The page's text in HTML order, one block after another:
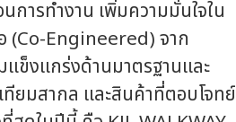
ารทำงาน เพิ่มความมั่นใจใน
(Co-Engineered) จาก
ข็งแกร่งด้านมาตรฐานและ
ทียมสากล และสินค้าที่ตอบโจทย์